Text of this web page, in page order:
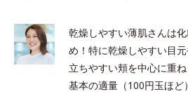
乾燥しやすい薄肌さんは
め！特に乾燥しやすい目
立ちやすい頬を中心に重
基本の適量（100円玉ほど